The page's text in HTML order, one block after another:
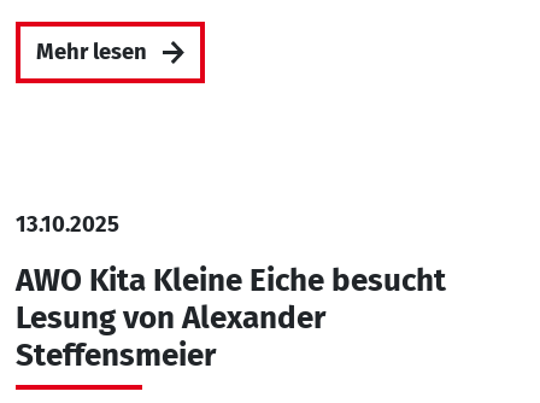
Mehr lesen
13.10.2025
AWO Kita Kleine Eiche besucht
Lesung von Alexander
Steffensmeier